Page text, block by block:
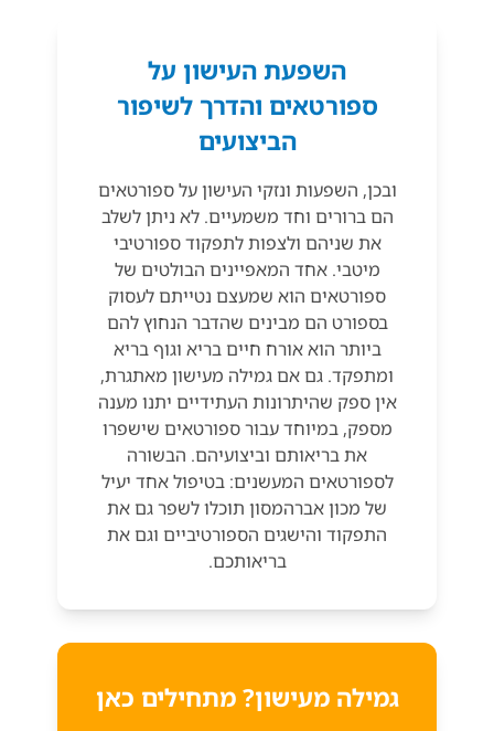
השפעת העישון על
ספורטאים והדרך לשיפור
הביצועים
ובכן, השפעות ונזקי העישון על ספורטאים
הם ברורים וחד משמעיים. לא ניתן לשלב
את שניהם ולצפות לתפקוד ספורטיבי
מיטבי. אחד המאפיינים הבולטים של
ספורטאים הוא שמעצם נטייתם לעסוק
בספורט הם מבינים שהדבר הנחוץ להם
ביותר הוא אורח חיים בריא וגוף בריא
ומתפקד. גם אם גמילה מעישון מאתגרת,
אין ספק שהיתרונות העתידיים יתנו מענה
מספק, במיוחד עבור ספורטאים שישפרו
את בריאותם וביצועיהם. הבשורה
לספורטאים המעשנים: בטיפול אחד יעיל
של מכון אברהמסון תוכלו לשפר גם את
התפקוד והישגים הספורטיביים וגם את
בריאותכם.
גמילה מעישון? מתחילים כאן